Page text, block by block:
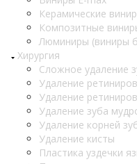
Керамические
Композитные
Люминиры (виниры
Хирургия
Сложное удаление
Удаление
Удаление
Удаление зуба
Удаление корней
Удаление кисты
Пластика уздечки